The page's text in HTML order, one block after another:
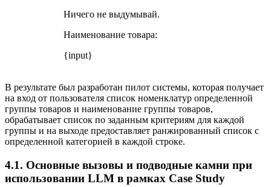
Ничего не выдумывай.
Наименование товара:
{input}
В результате был разработан пилот системы, которая получает
на вход от пользователя список номенклатур определенной
группы товаров и наименование группы товаров,
обрабатывает список по заданным критериям для каждой
группы и на выходе предоставляет ранжированный список с
определенной категорией в каждой строке.
4.1. Основные вызовы и подводные камни при
использовании LLM в рамках Case Study